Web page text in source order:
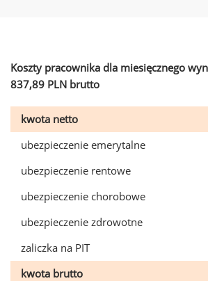
Koszty pracownika dla miesięcznego
837,89 PLN brutto
kwota netto
ubezpieczenie emerytalne
ubezpieczenie rentowe
ubezpieczenie chorobowe
ubezpieczenie zdrowotne
zaliczka na PIT
kwota brutto